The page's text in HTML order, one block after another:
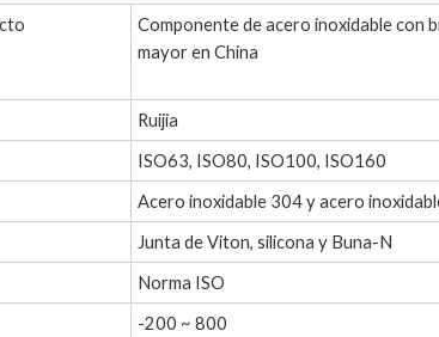
Componente de acero inoxidable con
mayor en China
Ruijia
ISO63, ISO80, ISO100, ISO160
Acero inoxidable 304 y acero
Junta de Viton, silicona y Buna-N
Norma ISO
-200 ~ 800